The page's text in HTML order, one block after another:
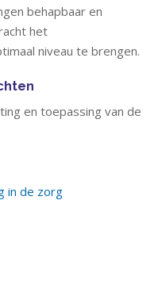
behapbaar en
het
niveau te brengen.
en toepassing van de
in de zorg